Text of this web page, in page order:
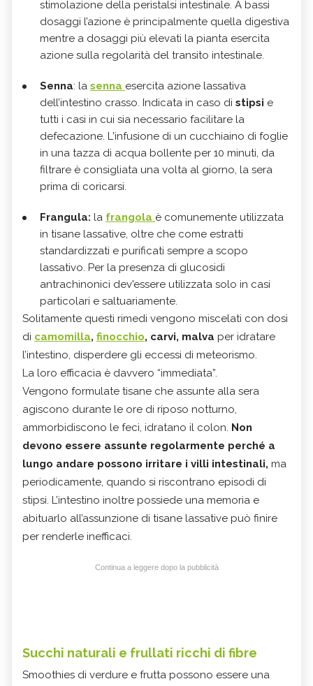
stimolazione della peristalsi intestinale. A bassi
dosaggi l’azione è principalmente quella digestiva
mentre a dosaggi più elevati la pianta esercita
azione sulla regolarità del transito intestinale.
Senna: la senna esercita azione lassativa
dell’intestino crasso. Indicata in caso di stipsi e
tutti i casi in cui sia necessario facilitare la
defecazione. L'infusione di un cucchiaino di foglie
in una tazza di acqua bollente per 10 minuti, da
filtrare è consigliata una volta al giorno, la sera
prima di coricarsi.
Frangula: la frangola è comunemente utilizzata
in tisane lassative, oltre che come estratti
standardizzati e purificati sempre a scopo
lassativo. Per la presenza di glucosidi
antrachinonici dev'essere utilizzata solo in casi
particolari e saltuariamente.
Solitamente questi rimedi vengono miscelati con dosi
di camomilla, finocchio, carvi, malva per idratare
l’intestino, disperdere gli eccessi di meteorismo.
La loro efficacia è davvero “immediata”.
Vengono formulate tisane che assunte alla sera
agiscono durante le ore di riposo notturno,
ammorbidiscono le feci, idratano il colon. Non
devono essere assunte regolarmente perché a
lungo andare possono irritare i villi intestinali, ma
periodicamente, quando si riscontrano episodi di
stipsi. L’intestino inoltre possiede una memoria e
abituarlo all’assunzione di tisane lassative può finire
per renderle inefficaci.
Continua a leggere dopo la pubblicità
Succhi naturali e frullati ricchi di fibre
Smoothies di verdure e frutta possono essere una